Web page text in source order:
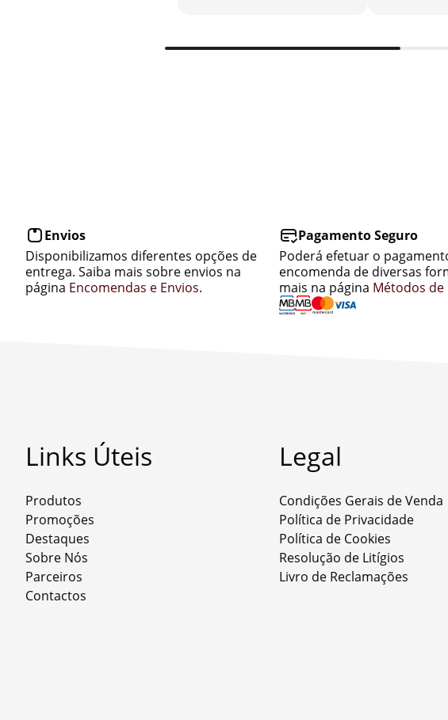
Envios
Disponibilizamos diferentes opções de
entrega. Saiba mais sobre envios na
página Encomendas e Envios.
Pagamento Seguro
Poderá efetuar o
encomenda de diversas
mais na página Métodos de
Links Úteis
Produtos
Promoções
Destaques
Sobre Nós
Parceiros
Contactos
Legal
Condições Gerais de Venda
Política de Privacidade
Política de Cookies
Resolução de Litígios
Livro de Reclamações